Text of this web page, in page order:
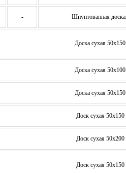
- Шпунтованная
Доска сухая
Доска сухая
Доска сухая
Доск сухая
Доск сухая
Доск сухая